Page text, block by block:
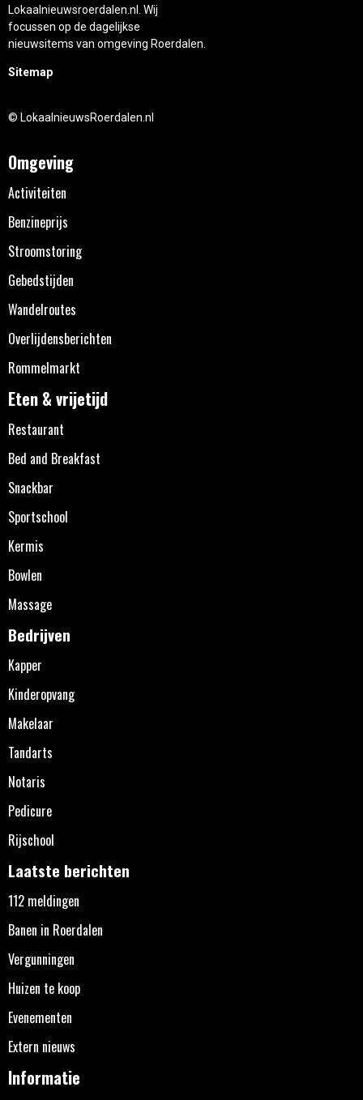
Lokaalnieuwsroerdalen.nl. Wij
focussen op de dagelijkse
nieuwsitems van omgeving Roerdalen.
Sitemap
© LokaalnieuwsRoerdalen.nl
Omgeving
Activiteiten
Benzineprijs
Stroomstoring
Gebedstijden
Wandelroutes
Overlijdensberichten
Rommelmarkt
Eten & vrijetijd
Restaurant
Bed and Breakfast
Snackbar
Sportschool
Kermis
Bowlen
Massage
Bedrijven
Kapper
Kinderopvang
Makelaar
Tandarts
Notaris
Pedicure
Rijschool
Laatste berichten
112 meldingen
Banen in Roerdalen
Vergunningen
Huizen te koop
Evenementen
Extern nieuws
Informatie